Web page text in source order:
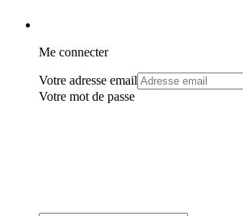
Me connecter
Votre adresse email
Votre mot de passe